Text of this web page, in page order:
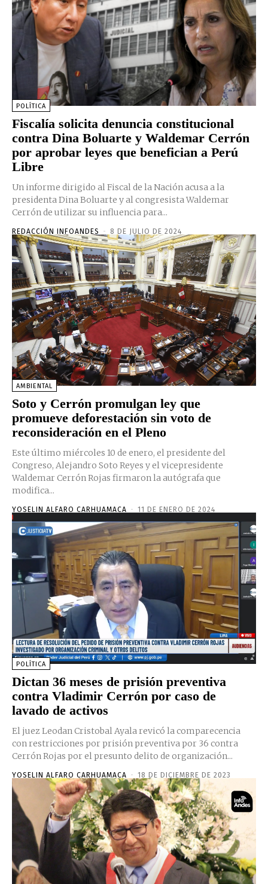
POLÍTICA
Fiscalía solicita denuncia constitucional
contra Dina Boluarte y Waldemar Cerrón
por aprobar leyes que benefician a Perú
Libre
Un informe dirigido al Fiscal de la Nación acusa a la
presidenta Dina Boluarte y al congresista Waldemar
Cerrón de utilizar su influencia para...
REDACCIÓN INFOANDES - 8 DE JULIO DE 2024
AMBIENTAL
Soto y Cerrón promulgan ley que
promueve deforestación sin voto de
reconsideración en el Pleno
Este último miércoles 10 de enero, el presidente del
Congreso, Alejandro Soto Reyes y el vicepresidente
Waldemar Cerrón Rojas firmaron la autógrafa que
modifica...
YOSELIN ALFARO CARHUAMACA - 11 DE ENERO DE 2024
POLÍTICA
Dictan 36 meses de prisión preventiva
contra Vladimir Cerrón por caso de
lavado de activos
El juez Leodan Cristobal Ayala revicó la comparecencia
con restricciones por prisión preventiva por 36 contra
Cerrón Rojas por el presunto delito de organización...
YOSELIN ALFARO CARHUAMACA - 18 DE DICIEMBRE DE 2023